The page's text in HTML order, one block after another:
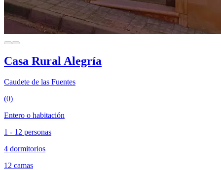
Casa Rural Alegría
Caudete de las Fuentes
(0)
Entero o habitación
1 - 12 personas
4 dormitorios
12 camas